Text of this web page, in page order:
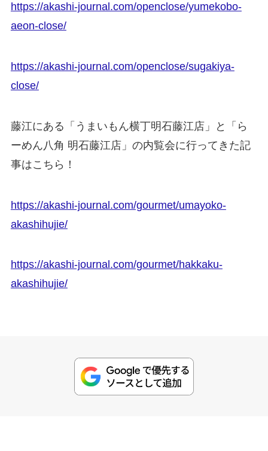
https://akashi-journal.com/openclose/yumekobo-
aeon-close/
https://akashi-journal.com/openclose/sugakiya-
close/
藤江にある「うまいもん横丁明石藤江店」と「ら
ーめん八角 明石藤江店」の内覧会に行ってきた記
事はこちら！
https://akashi-journal.com/gourmet/umayoko-
akashihujie/
https://akashi-journal.com/gourmet/hakkaku-
akashihujie/